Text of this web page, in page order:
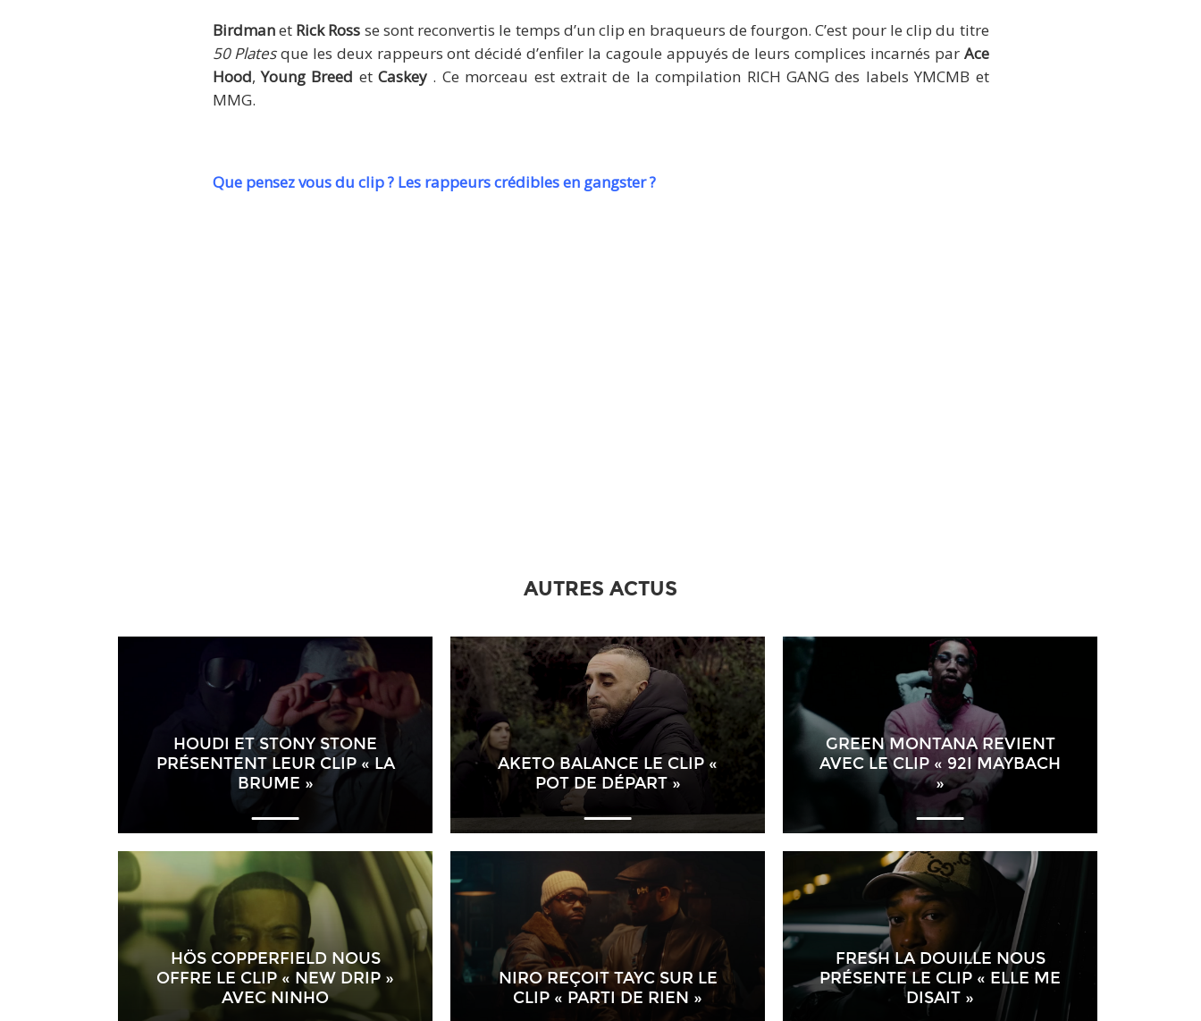
Birdmanet Rick Ross se sont reconvertis le temps d’un clip en braqueurs de fourgon. C’est pour le clip du titre
50 Platesque les deux rappeurs ont décidé d’enfiler la cagoule appuyés de leurs complices incarnés par Ace
Hood,Young Breed etCaskey . Ce morceau est extrait de la compilation RICH GANG des labels YMCMB et
MMG.
Que pensez vous du clip ? Les rappeurs crédibles en gangster ?
AUTRES ACTUS
HOUDI ET STONY STONE
PRÉSENTENT LEUR CLIP « LA
BRUME »
AKETO BALANCE LE CLIP «
POT DE DÉPART »
GREEN MONTANA REVIENT
AVEC LE CLIP « 92I MAYBACH
»
HÖS COPPERFIELD NOUS
OFFRE LE CLIP « NEW DRIP »
AVEC NINHO
NIRO REÇOIT TAYC SUR LE
CLIP « PARTI DE RIEN »
FRESH LA DOUILLE NOUS
PRÉSENTE LE CLIP « ELLE ME
DISAIT »